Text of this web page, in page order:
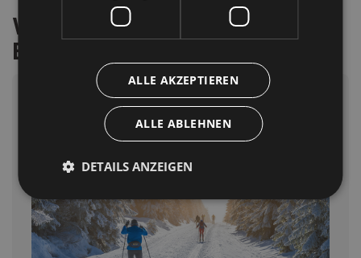
Wettbewerbe in Trentino &
Belluno
ALLE AKZEPTIEREN
ALLE ABLEHNEN
DETAILS ANZEIGEN